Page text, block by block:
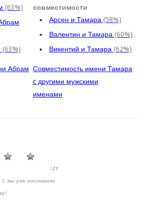
(63%)
(63%)
Абрам
совместимости
Арсен и Тамара (58%)
Валентин и Тамара (60%)
Викентий и Тамара (62%)
Совместимость имени Тамара
c другими мужскими
именами
(21
вы уже поставили
)